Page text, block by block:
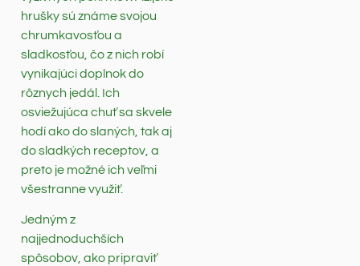
hrušky sú známe svojou
chrumkavosťou a
sladkosťou, čo z nich robí
vynikajúci doplnok do
rôznych jedál. Ich
osviežujúca chuť sa skvele
hodí ako do slaných, tak aj
do sladkých receptov, a
preto je možné ich veľmi
všestranne využiť.
Jedným z
najjednoduchších
spôsobov, ako pripraviť